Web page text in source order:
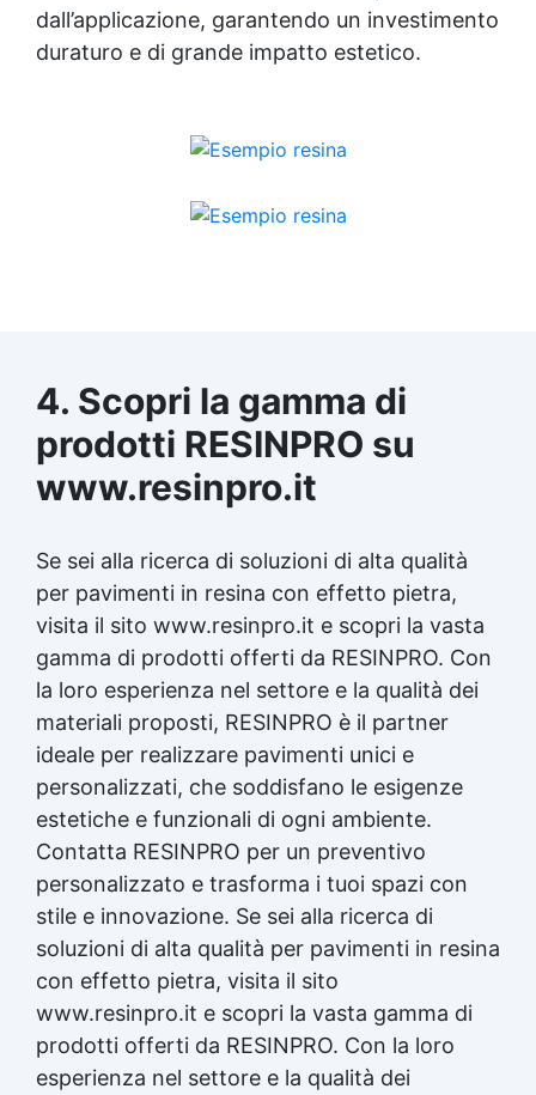
dall’applicazione, garantendo un investimento
duraturo e di grande impatto estetico.
4. Scopri la gamma di
prodotti RESINPRO su
www.resinpro.it
Se sei alla ricerca di soluzioni di alta qualità
per pavimenti in resina con effetto pietra,
visita il sito www.resinpro.it e scopri la vasta
gamma di prodotti offerti da RESINPRO. Con
la loro esperienza nel settore e la qualità dei
materiali proposti, RESINPRO è il partner
ideale per realizzare pavimenti unici e
personalizzati, che soddisfano le esigenze
estetiche e funzionali di ogni ambiente.
Contatta RESINPRO per un preventivo
personalizzato e trasforma i tuoi spazi con
stile e innovazione. Se sei alla ricerca di
soluzioni di alta qualità per pavimenti in resina
con effetto pietra, visita il sito
www.resinpro.it e scopri la vasta gamma di
prodotti offerti da RESINPRO. Con la loro
esperienza nel settore e la qualità dei